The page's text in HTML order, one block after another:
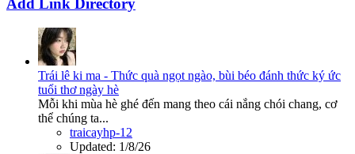
Add Link Directory
Trái lê ki ma - Thức quà ngọt ngào, bùi béo đánh thức ký ức
tuổi thơ ngày hè
Mỗi khi mùa hè ghé đến mang theo cái nắng chói chang, cơ
thể chúng ta...
traicayhp-12
Updated: 1/8/26